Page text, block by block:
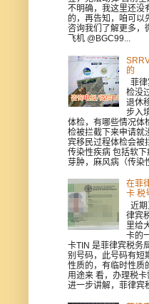
不明确，我这里还没
的，再告知，咱可以
咨询我们了解更多，
飞机 @BGC99...
的
菲
检没
退休
步入
体检，有哪些情况体
检被拦截下来申请就
宾移民过程体检会被
传染性疾病 包括软
芽肿，麻风病（传染
在菲
卡 税
近
律宾
里给
卡的
卡TIN 是菲律宾税务
别号码，此号码有短
性质的，有临时性质
用途来 看，办理税
进一步讲解，菲律宾